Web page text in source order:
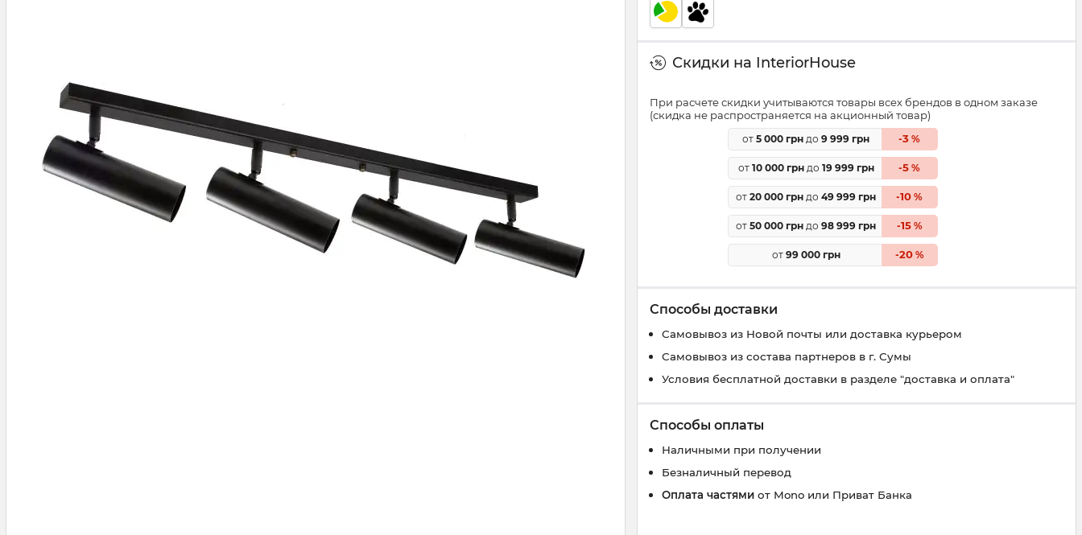
Скидки на InteriorHouse
При расчете скидки учитываются товары всех брендов в одном заказе
(скидка не распространяется на акционный товар)
от 5 000 грн до 9 999 грн -3 %
от 10 000 грндо 19 999 грн -5 %
от 20 000 грн до 49 999 грн -10 %
от 50 000 грн до 98 999 грн -15%
от 99 000 грн -20%
Способы доставки
Самовывоз из Новой почты или доставка курьером
Самовывоз из состава партнеров в г. Сумы
Условия бесплатной доставки в разделе "доставка и оплата"
Способы оплаты
Наличными при получении
Безналичный перевод
Оплата частями от Mono или Приват Банка